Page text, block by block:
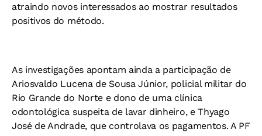
atraindo novos interessados ao mostrar resultados
positivos do método.
As investigações apontam ainda a participação de
Ariosvaldo Lucena de Sousa Júnior, policial militar do
Rio Grande do Norte e dono de uma clínica
odontológica suspeita de lavar dinheiro, e Thyago
José de Andrade, que controlava os pagamentos. A PF